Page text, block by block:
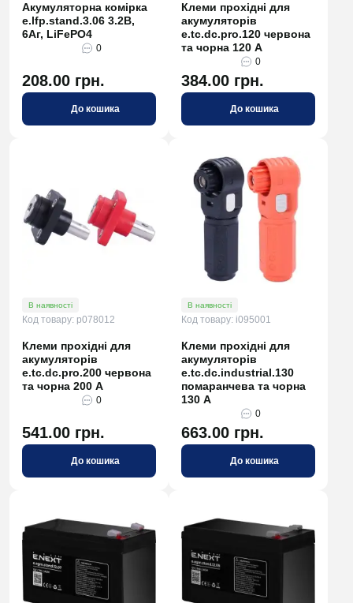
Акумуляторна комірка
e.lfp.stand.3.06 3.2В,
6Аг, LiFePO4
0
208.00 грн.
До кошика
Клеми прохідні для
акумуляторів
e.tc.dc.pro.120 червона
та чорна 120 А
0
384.00 грн.
До кошика
В наявності
Код товару: p078012
Клеми прохідні для
акумуляторів
e.tc.dc.pro.200 червона
та чорна 200 А
0
541.00 грн.
До кошика
В наявності
Код товару: i095001
Клеми прохідні для
акумуляторів
e.tc.dc.industrial.130
помаранчева та чорна
130 А
0
663.00 грн.
До кошика